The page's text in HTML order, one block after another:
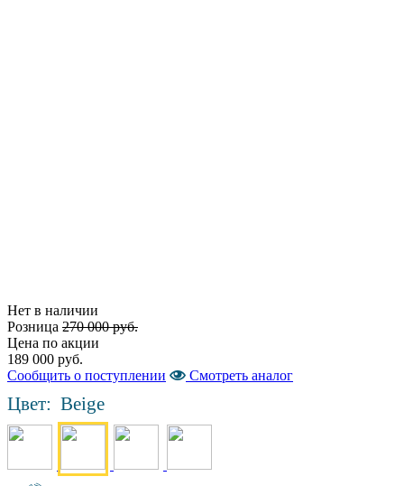
Нет в наличии
Розница 270 000 руб.
Цена по акции
189 000 руб.
Сообщить о поступлении
Cмотреть аналог
Цвет: Beige